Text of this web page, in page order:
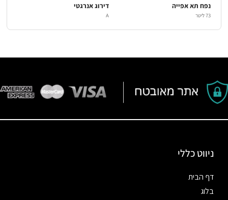
נפח תא אפייה
73 ליטר
דירוג אנרגטי
A
ניווט כללי
דף הבית
בלוג